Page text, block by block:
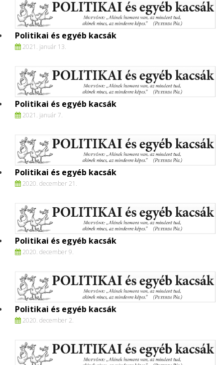
Politikai és egyéb kacsák
2021. január 13.
Politikai és egyéb kacsák
2021. január 7.
Politikai és egyéb kacsák
2020. december 21.
Politikai és egyéb kacsák
2020. december 9.
Politikai és egyéb kacsák
2020. december 2.